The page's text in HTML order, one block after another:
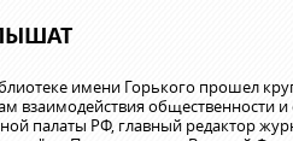
имени Горького прошел
взаимодействия общественности
палаты РФ, главный редактор